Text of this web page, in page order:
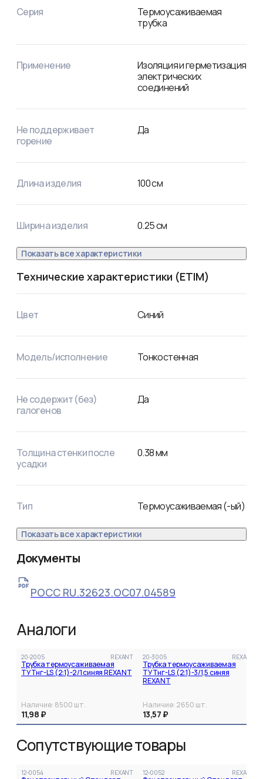
Электрическая прочность: не менее 19,7 кВ/мм.
Серия
Термоусаживаемая
трубка
Применение
Изоляция и герметизация
электрических
соединений
Не поддерживает
горение
Да
Длина изделия 100см
Ширина изделия 0.25см
Показать все характеристики
Технические характеристики (ETIM)
Цвет Синий
Модель/исполнение Тонкостенная
Не содержит (без)
галогенов
Да
Толщина стенки после
усадки
0.38мм
Тип Термоусаживаемая (-ый)
Показать все характеристики
Документы
РОСС RU.32623.ОС07.04589
Аналоги
20-2005 REXANT
Трубка термоусаживаемая
ТУТнг-LS (2:1)-2/1 синяя REXANT
Наличие: 8500 шт.
11,98 ₽
20-3005 REXANT
Трубка термоусаживаемая
ТУТнг-LS (2:1)-3/1,5 синяя
REXANT
Наличие: 2650 шт.
13,57 ₽
Сопутствующие товары
12-0054 REXANT 12-0052 REXANT